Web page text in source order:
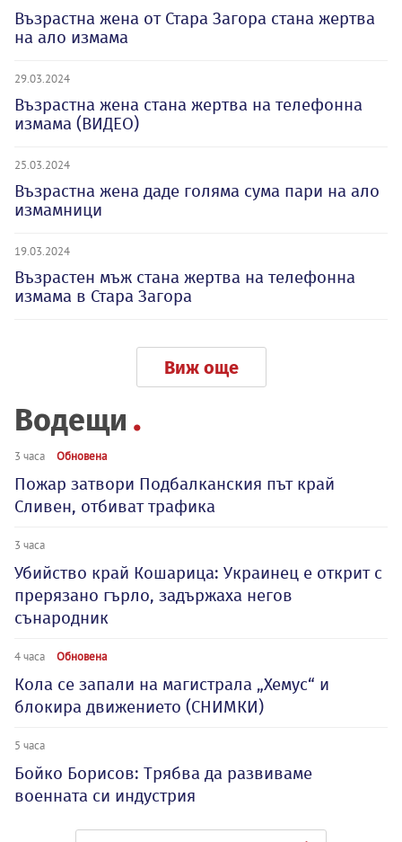
Възрастна жена от Стара Загора стана жертва
на ало измама
29.03.2024
Възрастна жена стана жертва на телефонна
измама (ВИДЕО)
25.03.2024
Възрастна жена даде голяма сума пари на ало
измамници
19.03.2024
Възрастен мъж стана жертва на телефонна
измама в Стара Загора
Виж още
Водещи
3 часа Обновена
Пожар затвори Подбалканския път край
Сливен, отбиват трафика
3 часа
Убийство край Кошарица: Украинец е открит с
прерязано гърло, задържаха негов
сънародник
4 часа Обновена
Кола се запали на магистрала „Хемус“ и
блокира движението (СНИМКИ)
5 часа
Бойко Борисов: Трябва да развиваме
военната си индустрия